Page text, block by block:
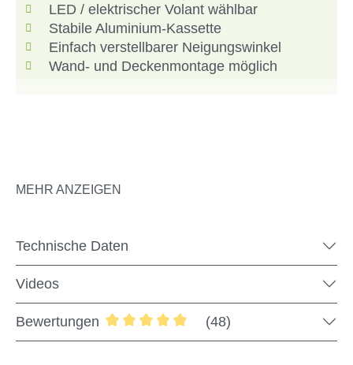
LED / elektrischer Volant wählbar
Stabile Aluminium-Kassette
Einfach verstellbarer Neigungswinkel
Wand- und Deckenmontage möglich
Qualitäts-Standards und einem modernen Design,
Terrasse gemütlich und steuere deine Markise bequem
mit der Fernbedienung. Die stabile Kassette aus
Aluminium sorgt in Kombination mit dem hochwertigen
MEHR ANZEIGEN
Technische Daten
Videos
Bewertungen
Durchschnittliche Bewertung von 4.88
(48)